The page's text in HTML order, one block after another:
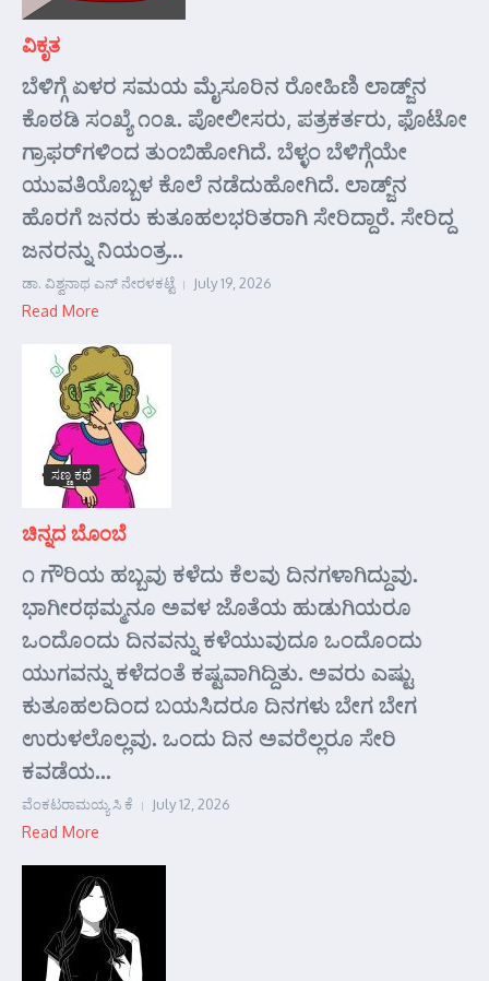
ವಿಕೃತ
ಬೆಳಿಗ್ಗೆ ಏಳರ ಸಮಯ ಮೈಸೂರಿನ ರೋಹಿಣಿ ಲಾಡ್ಜ್‌ನ
ಕೊಠಡಿ ಸಂಖ್ಯೆ ೧೦೩. ಪೋಲೀಸರು, ಪತ್ರಕರ್ತರು, ಫೊಟೋ
ಗ್ರಾಫರ್‌ಗಳಿಂದ ತುಂಬಿಹೋಗಿದೆ. ಬೆಳ್ಳಂ ಬೆಳಿಗ್ಗೆಯೇ
ಯುವತಿಯೊಬ್ಬಳ ಕೊಲೆ ನಡೆದುಹೋಗಿದೆ. ಲಾಡ್ಜ್‌ನ
ಹೊರಗೆ ಜನರು ಕುತೂಹಲಭರಿತರಾಗಿ ಸೇರಿದ್ದಾರೆ. ಸೇರಿದ್ದ
ಜನರನ್ನು ನಿಯಂತ್ರ...
ಡಾ. ವಿಶ್ವನಾಥ ಎನ್ ನೇರಳಕಟ್ಟೆ July 19, 2026
Read More
ಸಣ್ಣ ಕಥೆ
ಚಿನ್ನದ ಬೊಂಬೆ
೧ ಗೌರಿಯ ಹಬ್ಬವು ಕಳೆದು ಕೆಲವು ದಿನಗಳಾಗಿದ್ದುವು.
ಭಾಗೀರಥಮ್ಮನೂ ಅವಳ ಜೊತೆಯ ಹುಡುಗಿಯರೂ
ಒಂದೊಂದು ದಿನವನ್ನು ಕಳೆಯುವುದೂ ಒಂದೊಂದು
ಯುಗವನ್ನು ಕಳೆದಂತೆ ಕಷ್ಟವಾಗಿದ್ದಿತು. ಅವರು ಎಷ್ಟು
ಕುತೂಹಲದಿಂದ ಬಯಸಿದರೂ ದಿನಗಳು ಬೇಗ ಬೇಗ
ಉರುಳಲೊಲ್ಲವು. ಒಂದು ದಿನ ಅವರೆಲ್ಲರೂ ಸೇರಿ
ಕವಡೆಯ...
ವೆಂಕಟರಾಮಯ್ಯ ಸಿ ಕೆ July 12, 2026
Read More